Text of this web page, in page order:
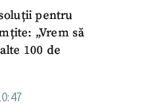
pentru
„Vrem să
100 de